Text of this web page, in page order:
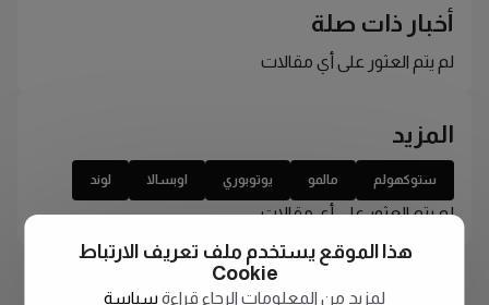
أخبار ذات صلة
لم يتم العثور على أي مقالات
المزيد
ستوكهولم مالمو يوتوبوري اوبسالا لوند
لم يتم العثور على أي مقالات
هذا الموقع يستخدم ملف تعريف الارتباط
Cookie
لمزيد من المعلومات الرجاء قراءة سياسة